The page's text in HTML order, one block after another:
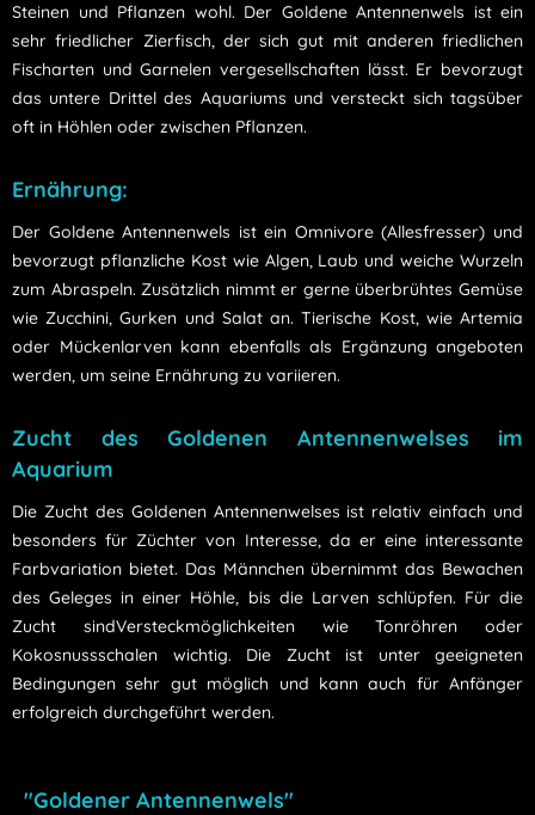
Steinen und Pflanzen wohl. Der Goldene Antennenwels ist ein
sehr friedlicher Zierfisch, der sich gut mit anderen friedlichen
Fischarten und Garnelen vergesellschaften lässt. Er bevorzugt
das untere Drittel des Aquariums und versteckt sich tagsüber
oft in Höhlen oder zwischen Pflanzen.
Ernährung:
Der Goldene Antennenwels ist ein Omnivore (Allesfresser) und
bevorzugt pflanzliche Kost wie Algen, Laub und weiche Wurzeln
zum Abraspeln. Zusätzlich nimmt er gerne überbrühtes Gemüse
wie Zucchini, Gurken und Salat an. Tierische Kost, wie Artemia
oder Mückenlarven kann ebenfalls als Ergänzung angeboten
werden, um seine Ernährung zu variieren.
Zucht des Goldenen Antennenwelses im
Aquarium
Die Zucht des Goldenen Antennenwelses ist relativ einfach und
besonders für Züchter von Interesse, da er eine interessante
Farbvariation bietet. Das Männchen übernimmt das Bewachen
des Geleges in einer Höhle, bis die Larven schlüpfen. Für die
Zucht sindVersteckmöglichkeiten wie Tonröhren oder
Kokosnussschalen wichtig. Die Zucht ist unter geeigneten
Bedingungen sehr gut möglich und kann auch für Anfänger
erfolgreich durchgeführt werden.
"Goldener Antennenwels"